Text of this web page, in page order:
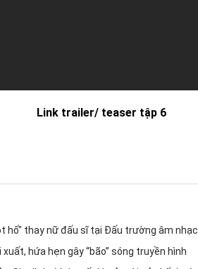
Link trailer/ teaser tập 6
hố" thay nữ đấu sĩ tại Đấu trường âm nhạc
hứa hẹn gây “bão” sóng truyền hình